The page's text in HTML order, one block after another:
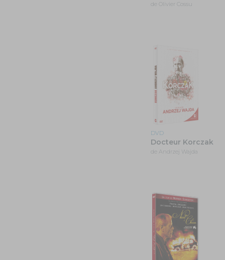
de Olivier Cossu
DVD
Docteur Korczak
de Andrzej Wajda